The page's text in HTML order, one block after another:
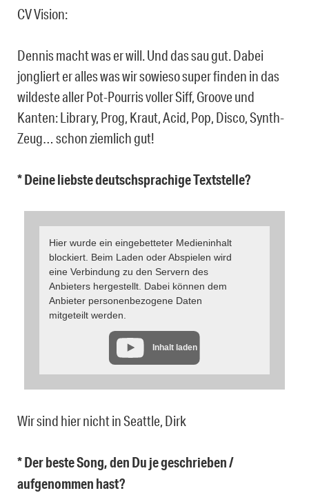
CV Vision:
Dennis macht was er will. Und das sau gut. Dabei
jongliert er alles was wir sowieso super finden in das
wildeste aller Pot-Pourris voller Siff, Groove und
Kanten: Library, Prog, Kraut, Acid, Pop, Disco, Synth-
Zeug… schon ziemlich gut!
* Deine liebste deutschsprachige Textstelle?
Hier wurde ein eingebetteter Medieninhalt
blockiert. Beim Laden oder Abspielen wird
eine Verbindung zu den Servern des
Anbieters hergestellt. Dabei können dem
Anbieter personenbezogene Daten
mitgeteilt werden.
Inhalt laden
Wir sind hier nicht in Seattle, Dirk
* Der beste Song, den Du je geschrieben /
aufgenommen hast?